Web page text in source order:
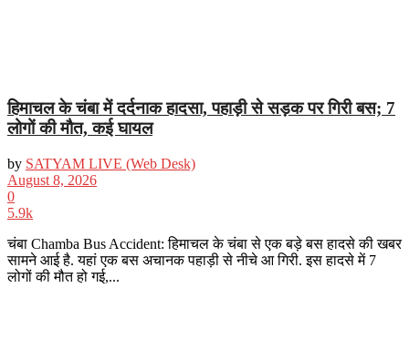
हिमाचल के चंबा में दर्दनाक हादसा, पहाड़ी से सड़क पर गिरी बस; 7
लोगों की मौत, कई घायल
by SATYAM LIVE (Web Desk)
August 8, 2026
0
5.9k
चंबा Chamba Bus Accident: हिमाचल के चंबा से एक बड़े बस हादसे की खबर
सामने आई है. यहां एक बस अचानक पहाड़ी से नीचे आ गिरी. इस हादसे में 7
लोगों की मौत हो गई,...